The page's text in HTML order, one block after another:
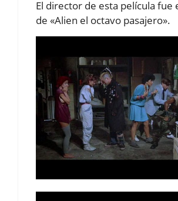
El director de esta película fue
de «Alien el octavo pasajero».